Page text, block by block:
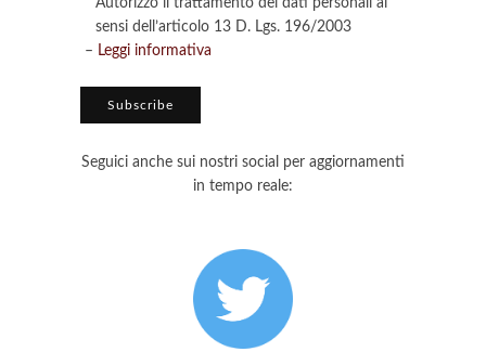
Autorizzo il trattamento dei dati personali ai
sensi dell’articolo 13 D. Lgs. 196/2003
– Leggi informativa
Seguici anche sui nostri social per aggiornamenti
in tempo reale: